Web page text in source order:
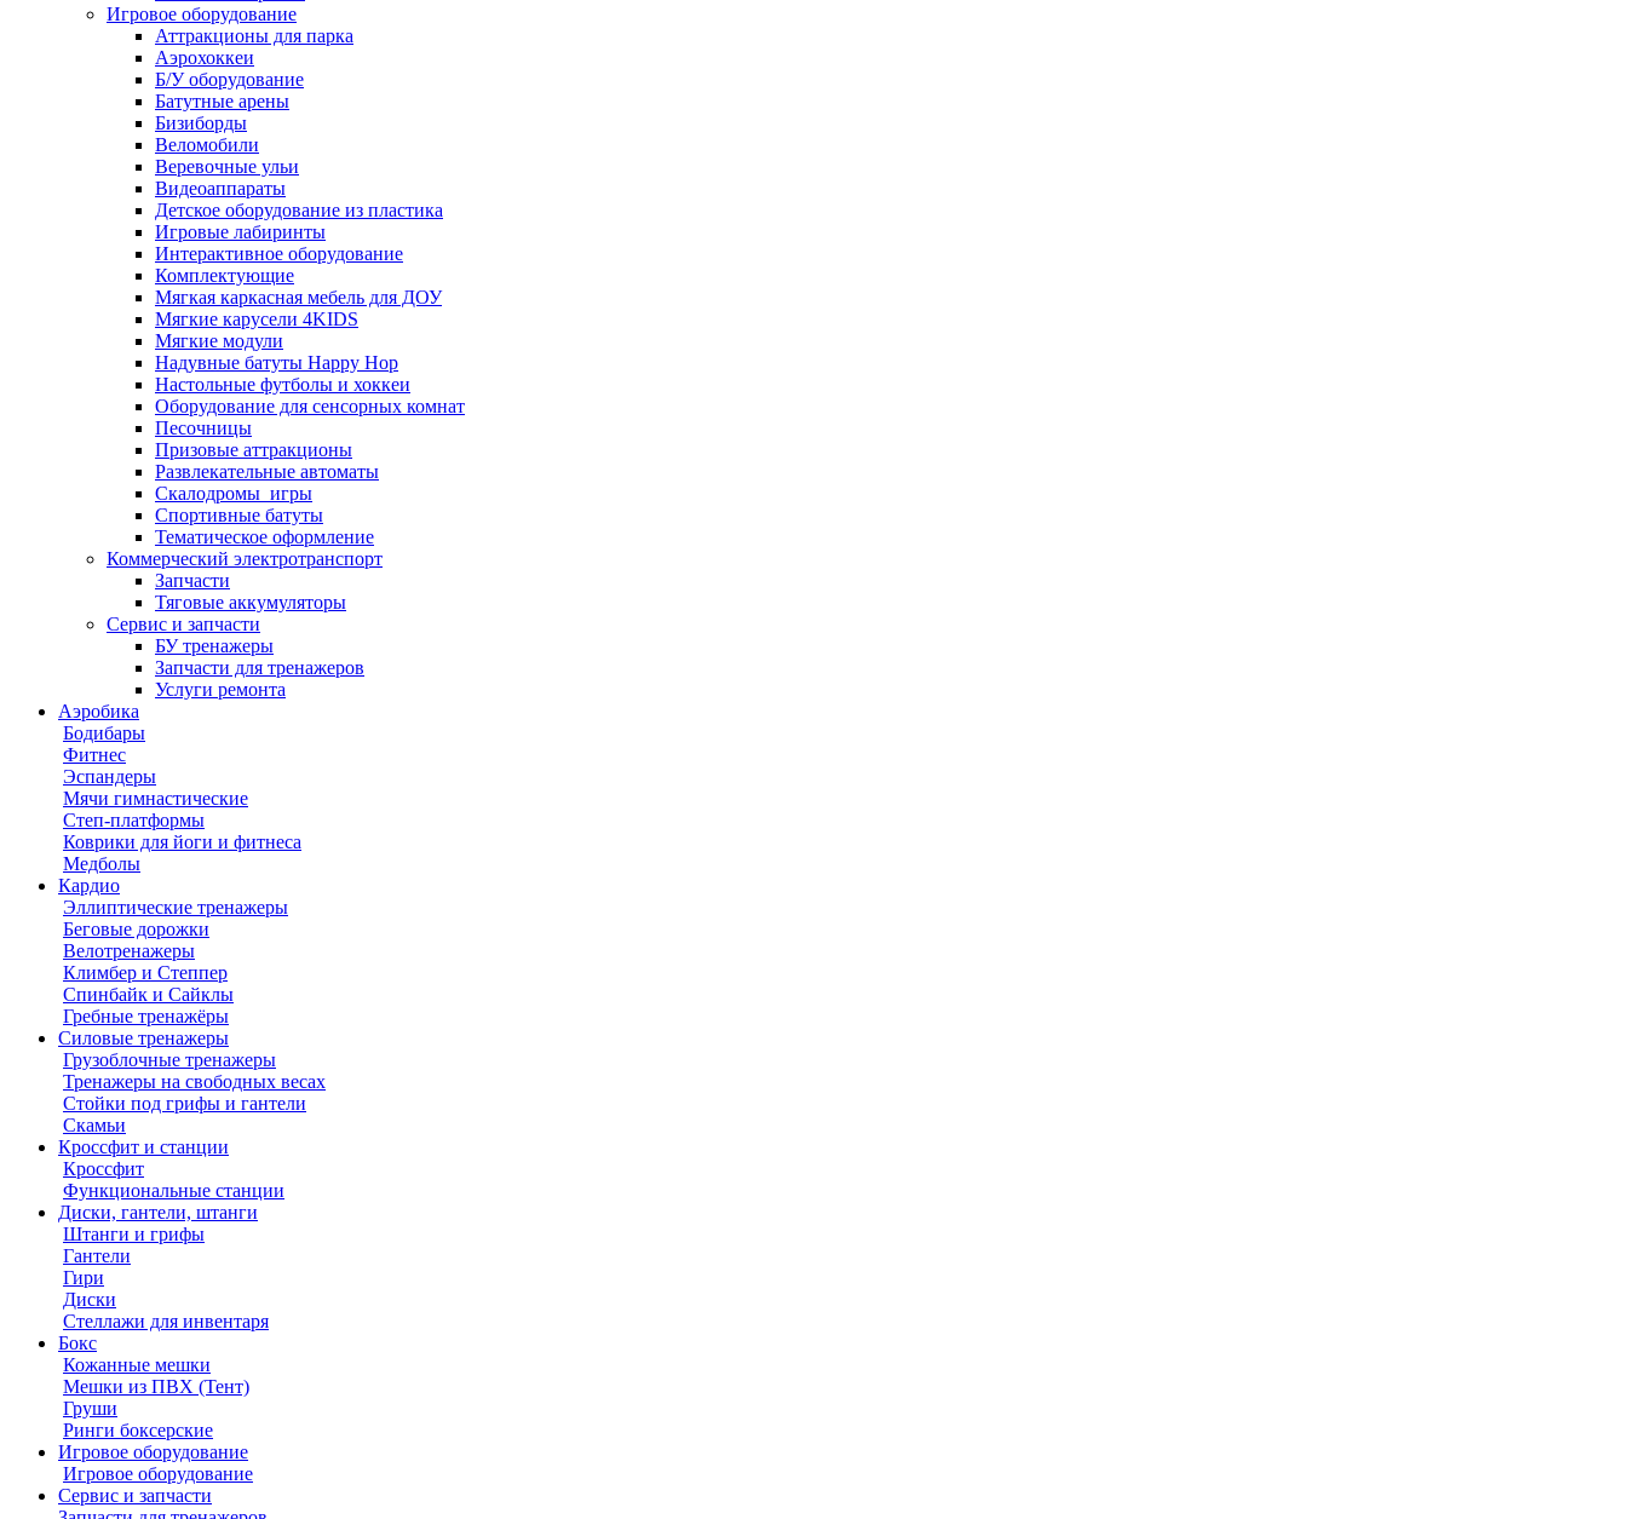
Игровое оборудование
Аттракционы для парка
Аэрохоккеи
Б/У оборудование
Батутные арены
Бизиборды
Веломобили
Веревочные ульи
Видеоаппараты
Детское оборудование из пластика
Игровые лабиринты
Интерактивное оборудование
Комплектующие
Мягкая каркасная мебель для ДОУ
Мягкие карусели 4KIDS
Мягкие модули
Надувные батуты Happy Hop
Настольные футболы и хоккеи
Оборудование для сенсорных комнат
Песочницы
Призовые аттракционы
Развлекательные автоматы
Скалодромы_игры
Спортивные батуты
Тематическое оформление
Коммерческий электротранспорт
Запчасти
Тяговые аккумуляторы
Сервис и запчасти
БУ тренажеры
Запчасти для тренажеров
Услуги ремонта
Аэробика
Бодибары
Фитнес
Эспандеры
Мячи гимнастические
Степ-платформы
Коврики для йоги и фитнеса
Медболы
Кардио
Эллиптические тренажеры
Беговые дорожки
Велотренажеры
Климбер и Степпер
Спинбайк и Сайклы
Гребные тренажёры
Силовые тренажеры
Грузоблочные тренажеры
Тренажеры на свободных весах
Стойки под грифы и гантели
Скамьи
Кроссфит и станции
Кроссфит
Функциональные станции
Диски, гантели, штанги
Штанги и грифы
Гантели
Гири
Диски
Стеллажи для инвентаря
Бокс
Кожанные мешки
Мешки из ПВХ (Тент)
Груши
Ринги боксерские
Игровое оборудование
Игровое оборудование
Сервис и запчасти